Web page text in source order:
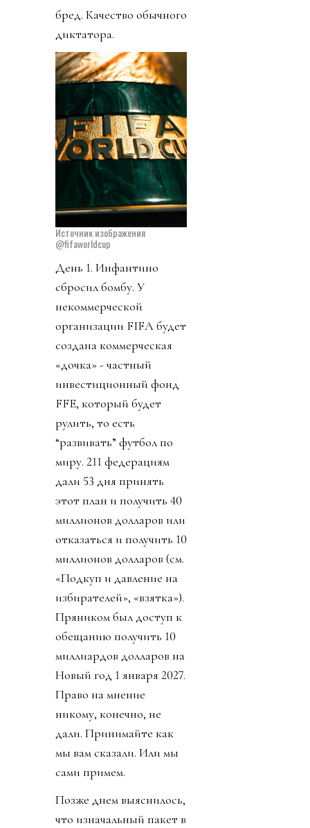
бред. Качество обычного
диктатора.
Источник изображения
@fifaworldcup
День 1. Инфантино
сбросил бомбу. У
некоммерческой
организации FIFA будет
создана коммерческая
«дочка» - частный
инвестиционный фонд
FFE, который будет
рулить, то есть
“развивать” футбол по
миру. 211 федерациям
дали 53 дня принять
этот план и получить 40
миллионов долларов или
отказаться и получить 10
миллионов долларов (см.
«Подкуп и давление на
избирателей», «взятка»).
Пряником был доступ к
обещанию получить 10
миллиардов долларов на
Новый год 1 января 2027.
Право на мнение
никому, конечно, не
дали. Принимайте как
мы вам сказали. Или мы
сами примем.
Позже днем выяснилось,
что изначальный пакет в